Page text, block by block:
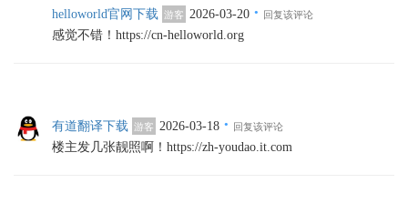
helloworld官网下载 游客 2026-03-20 · 回复该评论
感觉不错！https://cn-helloworld.org
有道翻译下载 游客 2026-03-18 · 回复该评论
楼主发几张靓照啊！https://zh-youdao.it.com